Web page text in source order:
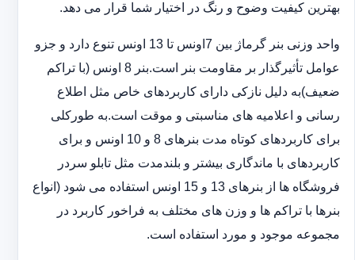
بهترین کیفیت ‏وضوح و رنگ در اختیار شما قرار می دهد.‏‎
واحد وزنی بنر گرماژ بین ‏‎7‎‏اونس تا 13 اونس تنوع دارد و جزو
عوامل تأثیرگذار بر مقاومت بنر است.بنر 8 اونس (با ‏تراکم
ضعیف)به دلیل نازکی دارای کاربردهای خاص مثل اطلاع
رسانی و اعلامیه های مناسبتی و موقت است.به طورکلی
‏برای کاربردهای کوتاه مدت بنرهای 8 و 10 اونس و برای
کاربردهای با ماندگاری بیشتر و بلندمدت مثل تابلو سردر
‏فروشگاه ها از بنرهای 13 و 15 اونس استفاده می شود (انواع
بنرها با تراکم ها و وزن های مختلف به فراخور کاربرد در
‏مجموعه موجود و مورد استفاده است.